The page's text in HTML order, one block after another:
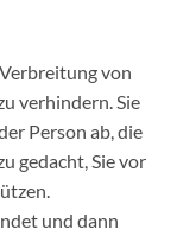
von
verhindern. Sie
Person ab, die
gedacht, Sie vor
und dann